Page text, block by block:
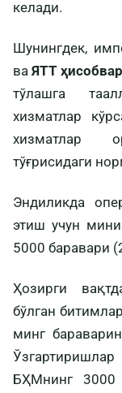
келади.
Шунингдек,
ваЯТТ
тўлашга
хизматлар
хизматлар
тўғрисидаги
Эндиликда
этиш учун
5000 баравари
Ҳозирги
бўлган
минг
БҲМнинг 3000